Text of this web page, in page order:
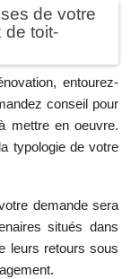
de votre
de toit-
entourez-
conseil pour
mettre en oeuvre.
typologie de votre
demande sera
situés dans
leurs retours sous